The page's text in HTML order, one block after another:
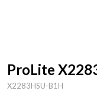
ProLite
X2283HSU-B1H